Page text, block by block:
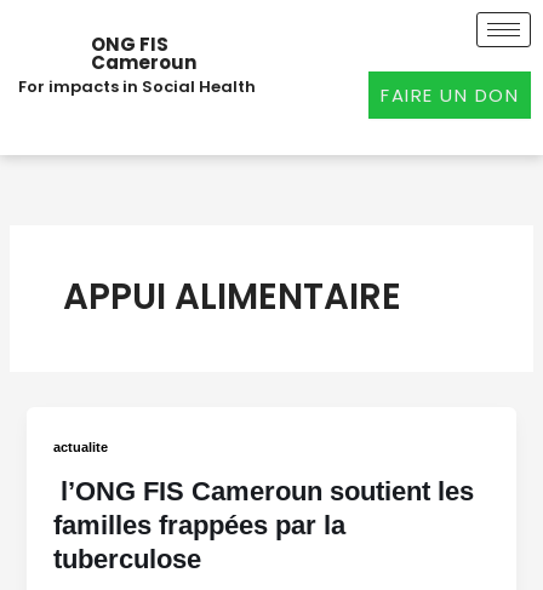
ONG FIS
Cameroun
For impacts in Social Health FAIRE UN DON
APPUI ALIMENTAIRE
actualite
l’ONG FIS Cameroun soutient les
familles frappées par la
tuberculose